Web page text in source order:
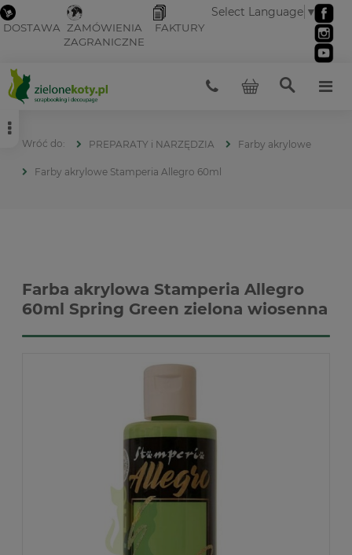
DOSTAWA ZAMÓWIENIA
ZAGRANICZNE
FAKTURY
Select Language ▼
PREPARATY i NARZĘDZIA Farby akrylowe
Farby akrylowe Stamperia Allegro 60ml
Farba akrylowa Stamperia Allegro
60ml Spring Green zielona wiosenna